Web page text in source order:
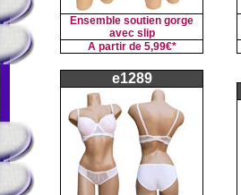
Ensemble soutien gorge
avec slip
A partir de 5,99€*
e1289